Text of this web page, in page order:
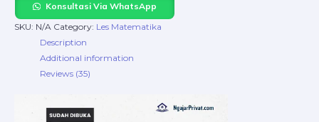
Konsultasi Via WhatsApp
SKU: N/A Category: Les Matematika
Description
Additional information
Reviews (35)